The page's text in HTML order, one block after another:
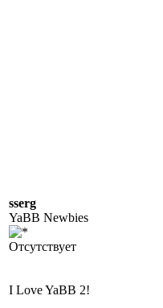
sserg
YaBB Newbies
Отсутствует
I Love YaBB 2!